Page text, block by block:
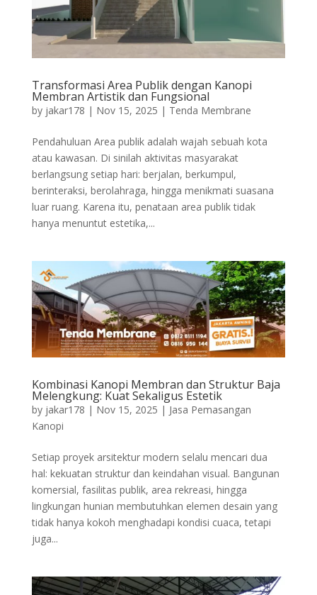
Transformasi Area Publik dengan Kanopi
Membran Artistik dan Fungsional
by jakar178 | Nov 15, 2025 | Tenda Membrane
Pendahuluan Area publik adalah wajah sebuah kota
atau kawasan. Di sinilah aktivitas masyarakat
berlangsung setiap hari: berjalan, berkumpul,
berinteraksi, berolahraga, hingga menikmati suasana
luar ruang. Karena itu, penataan area publik tidak
hanya menuntut estetika,...
Kombinasi Kanopi Membran dan Struktur Baja
Melengkung: Kuat Sekaligus Estetik
by jakar178 | Nov 15, 2025 | Jasa Pemasangan
Kanopi
Setiap proyek arsitektur modern selalu mencari dua
hal: kekuatan struktur dan keindahan visual. Bangunan
komersial, fasilitas publik, area rekreasi, hingga
lingkungan hunian membutuhkan elemen desain yang
tidak hanya kokoh menghadapi kondisi cuaca, tetapi
juga...